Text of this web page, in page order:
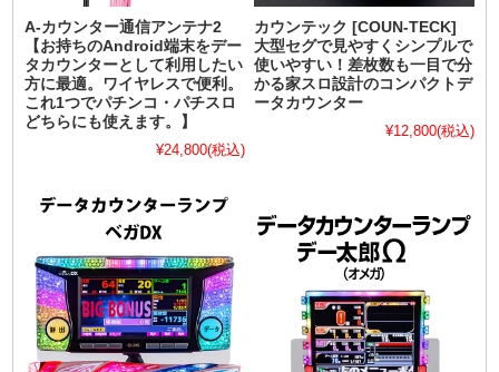
A-カウンター通信アンテナ2
【お持ちのAndroid端末をデー
タカウンターとして利用したい
方に最適。ワイヤレスで便利。
これ1つでパチンコ・パチスロ
どちらにも使えます。】
¥24,800(税込)
カウンテック [COUN-TECK]
大型セグで見やすくシンプルで
使いやすい！差枚数も一目で分
かる家スロ設計のコンパクトデ
ータカウンター
¥12,800(税込)